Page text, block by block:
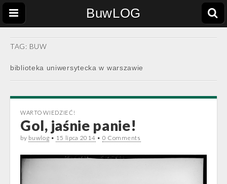
BuwLOG
TAG: BUW
biblioteka uniwersytecka w warszawie
WARTO WIEDZIEĆ!
Gol, jaśnie panie!
by buwlog • 15 lipca 2014 • 0 Comments